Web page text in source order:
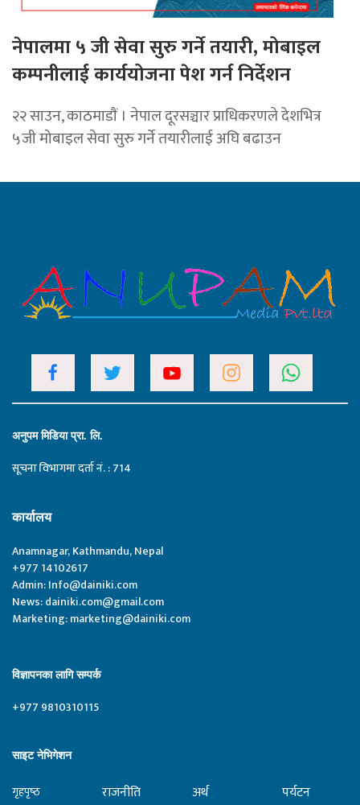
नेपालमा ५ जी सेवा सुरु गर्ने तयारी, मोबाइल
कम्पनीलाई कार्ययोजना पेश गर्न निर्देशन
२२ साउन, काठमाडाैं । नेपाल दूरसञ्चार प्राधिकरणले देशभित्र
५जी मोबाइल सेवा सुरु गर्ने तयारीलाई अघि बढाउन
अनुपम मिडिया प्रा. लि.
सूचना विभागमा दर्ता नं. : 714
कार्यालय
Anamnagar, Kathmandu, Nepal
+977 14102617
Admin:Info@dainiki.com
News:dainiki.com@gmail.com
Marketing:marketing@dainiki.com
विज्ञापनका लागि सम्पर्क
+977 9810310115
साइट नेभिगेशन
गृहपृष्‍ठ राजनीति अर्थ पर्यटन